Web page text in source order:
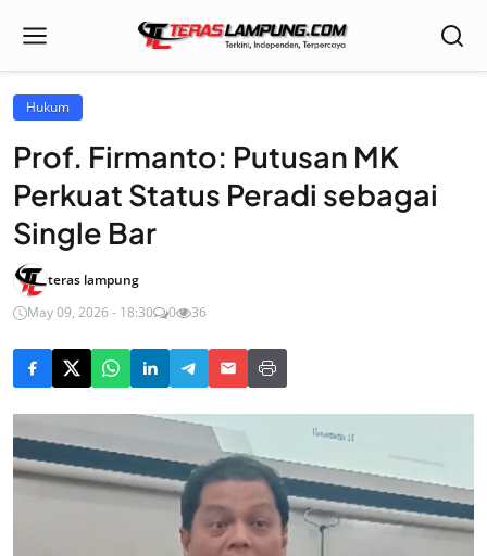
Hukum
Prof. Firmanto: Putusan MK
Perkuat Status Peradi sebagai
Single Bar
teras lampung
May 09, 2026 - 18:30
0 36